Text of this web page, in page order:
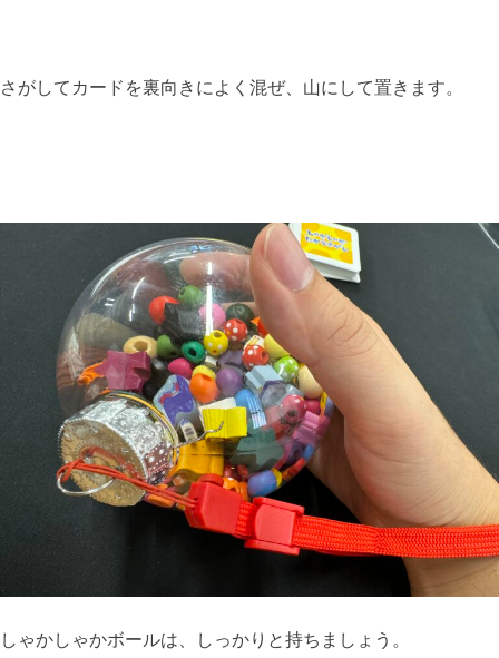
さがしてカードを裏向きによく混ぜ、山にして置きます。
しゃかしゃかボールは、しっかりと持ちましょう。